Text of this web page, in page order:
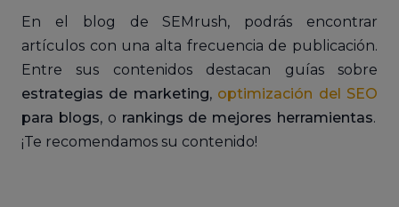
En el blog de SEMrush, podrás encontrar
artículos con una alta frecuencia de publicación.
Entre sus contenidos destacan guías sobre
estrategias de marketing, optimización del SEO
para blogs, o rankings de mejores herramientas.
¡Te recomendamos su contenido!